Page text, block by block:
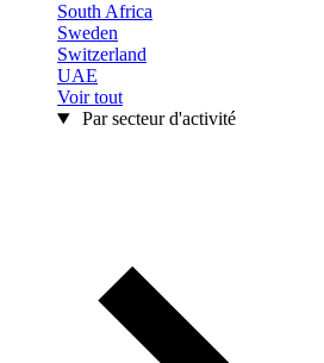
South Africa
Sweden
Switzerland
UAE
Voir tout
Par secteur d'activité